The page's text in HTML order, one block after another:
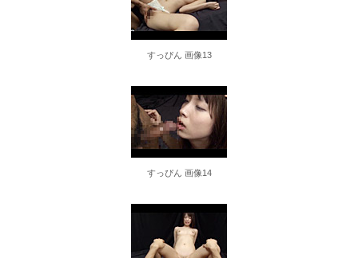
すっぴん 画像13
すっぴん 画像14